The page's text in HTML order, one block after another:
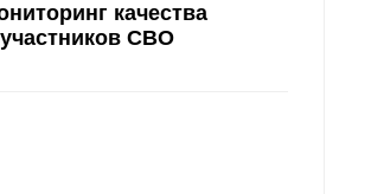
качества
СВО